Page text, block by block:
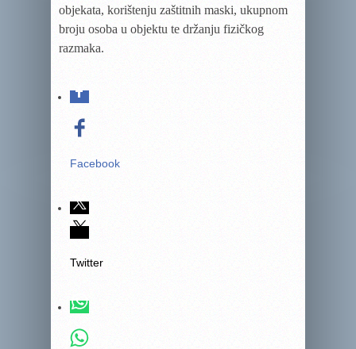
objekata, korištenju zaštitnih maski, ukupnom
broju osoba u objektu te držanju fizičkog
razmaka.
Facebook
Twitter